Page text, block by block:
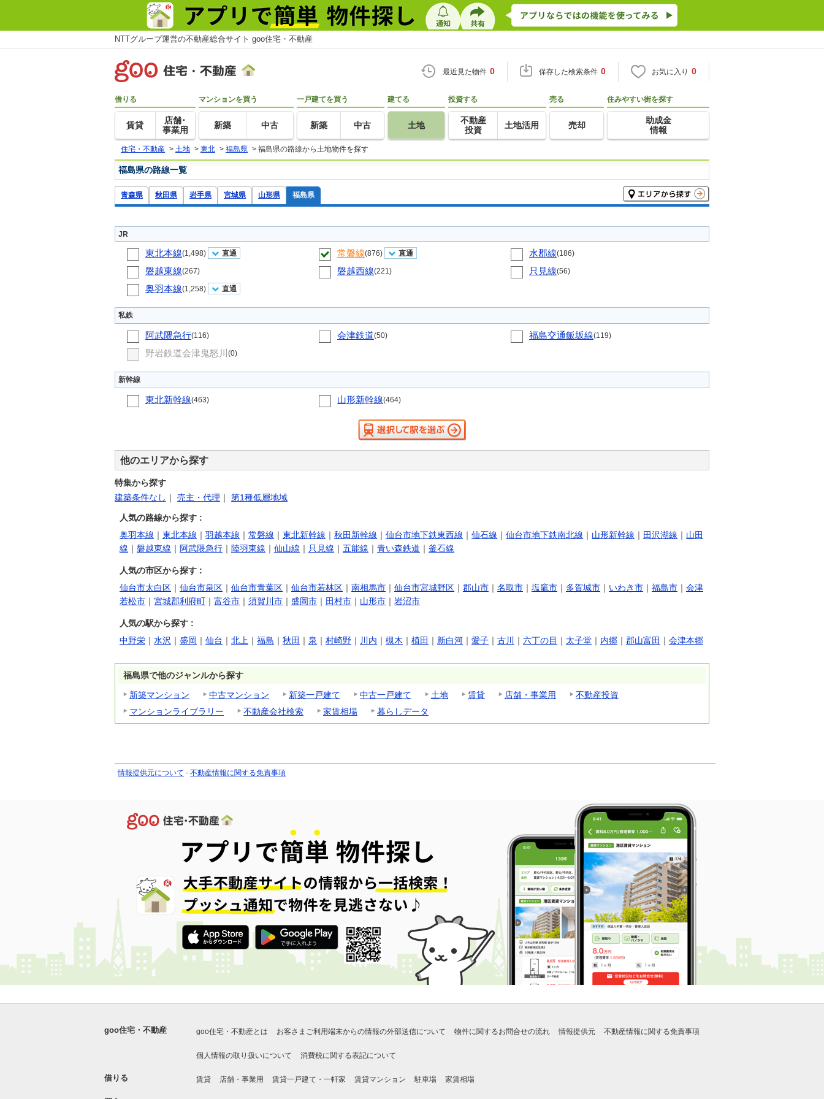
NTTグループ運営の不動産総合サイト goo住宅・不動産
最近見た物件 0 保存した検索条件 0 お気に入り 0
借りる
賃貸
店舗･
事業用
マンションを買う
新築 中古
一戸建てを買う
新築 中古
建てる
土地
投資する
不動産
投資
土地活用
売る
売却
住みやすい街を探す
助成金
情報
住宅・不動産 > 土地 > 東北 > 福島県 > 福島県の路線から土地物件を探す
福島県の路線一覧
青森県 秋田県 岩手県 宮城県 山形県 福島県
JR
東北本線(1,498) 直通 常磐線(876) 直通 水郡線(186)
磐越東線(267) 磐越西線(221) 只見線(56)
奥羽本線(1,258) 直通
私鉄
阿武隈急行(116) 会津鉄道(50) 福島交通飯坂線(119)
野岩鉄道会津鬼怒川 (0)
新幹線
東北新幹線(463) 山形新幹線(464)
他のエリアから探す
特集から探す
建築条件なし ｜ 売主・代理 ｜ 第1種低層地域
人気の路線から探す :
奥羽本線 ｜ 東北本線 ｜ 羽越本線 ｜ 常磐線 ｜ 東北新幹線 ｜ 秋田新幹線 ｜ 仙台市地下鉄東西線 ｜ 仙石線 ｜ 仙台市地下鉄南北線 ｜ 山形新幹線 ｜ 田沢湖線 ｜ 山田
線 ｜ 磐越東線 ｜ 阿武隈急行 ｜ 陸羽東線 ｜ 仙山線 ｜ 只見線 ｜ 五能線 ｜ 青い森鉄道 ｜ 釜石線
人気の市区から探す :
仙台市太白区 ｜ 仙台市泉区 ｜ 仙台市青葉区 ｜ 仙台市若林区 ｜ 南相馬市 ｜ 仙台市宮城野区 ｜ 郡山市 ｜ 名取市 ｜ 塩竈市 ｜ 多賀城市 ｜ いわき市 ｜ 福島市 ｜ 会津
若松市 ｜ 宮城郡利府町 ｜ 富谷市 ｜ 須賀川市 ｜ 盛岡市 ｜ 田村市 ｜ 山形市 ｜ 岩沼市
人気の駅から探す :
中野栄 ｜ 水沢 ｜ 盛岡 ｜ 仙台 ｜ 北上 ｜ 福島 ｜ 秋田 ｜ 泉 ｜ 村崎野 ｜ 川内 ｜ 槻木 ｜ 植田 ｜ 新白河 ｜ 愛子 ｜ 古川 ｜ 六丁の目 ｜ 太子堂 ｜ 内郷 ｜ 郡山富田 ｜ 会津本郷
福島県で他のジャンルから探す
新築マンション
中古マンション 新築一戸建て 中古一戸建て 土地 賃貸 店舗・事業用
不動産投資
マンションライブラリー
不動産会社検索 家賃相場 暮らしデータ
情報提供元について - 不動産情報に関する免責事項
goo住宅・不動産 goo住宅・不動産とは お客さまご利用端末からの情報の外部送信について 物件に関するお問合せの流れ 情報提供元 不動産情報に関する免責事項
個人情報の取り扱いについて 消費税に関する表記について
借りる 賃貸 店舗・事業用 賃貸一戸建て・一軒家 賃貸マンション 駐車場 家賃相場